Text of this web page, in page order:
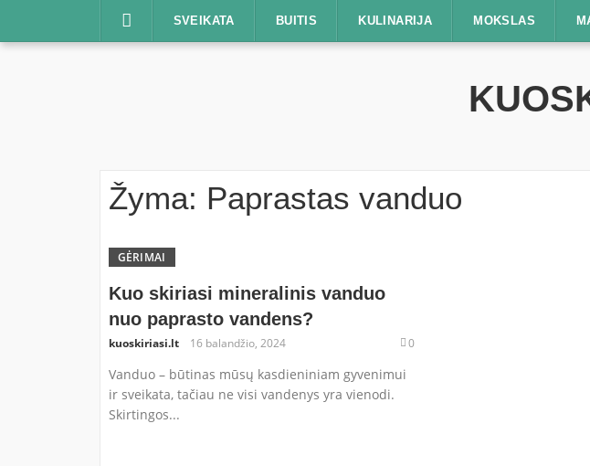
SVEIKATA BUITIS KULINARIJA MOKSLAS
Žyma: Paprastas vanduo
GĖRIMAI
Kuo skiriasi mineralinis vanduo
nuo paprasto vandens?
kuoskiriasi.lt 16 balandžio, 2024 0
Vanduo – būtinas mūsų kasdieniniam gyvenimui
ir sveikata, tačiau ne visi vandenys yra vienodi.
Skirtingos...